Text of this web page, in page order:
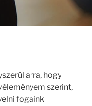
arra, hogy
szerint,
fogaink